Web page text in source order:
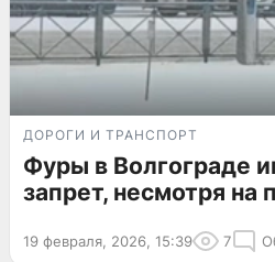
ДОРОГИ И ТРАНСПОРТ
Фуры в Волгограде
запрет, несмотря на
19 февраля, 2026, 15:39 7